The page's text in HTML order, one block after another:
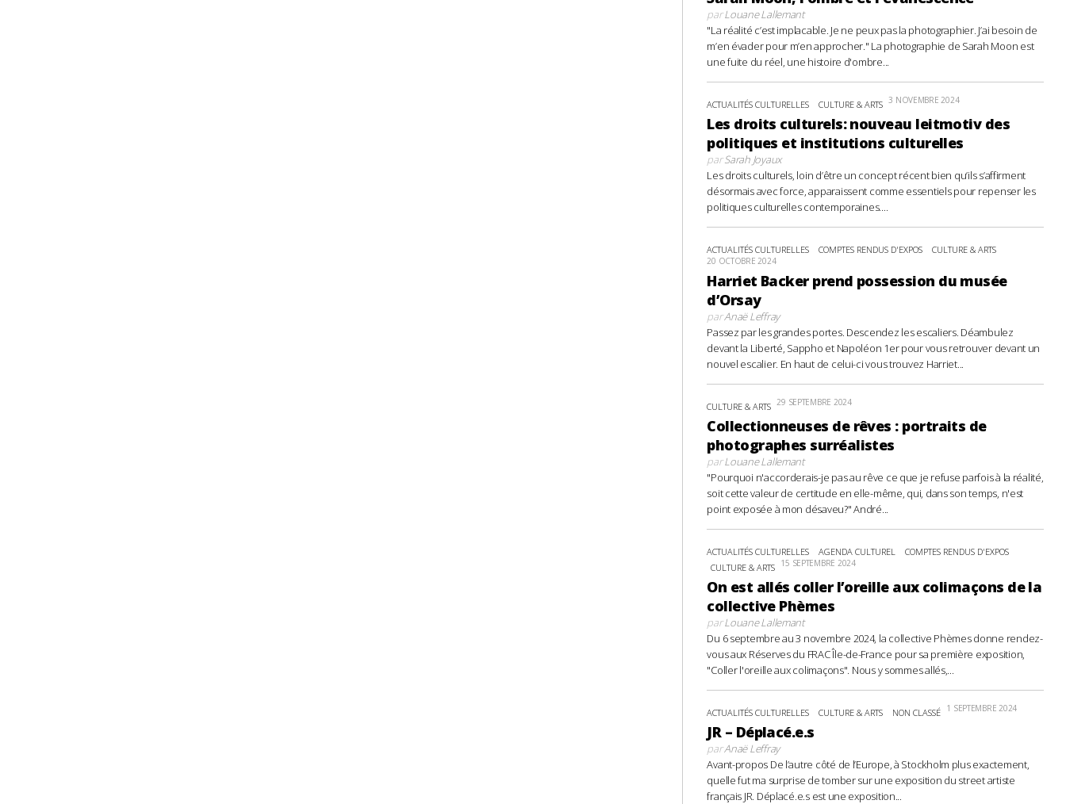
parLouane Lallemant
"La réalité c’est implacable. Je ne peux pas la photographier. J’ai besoin de
m’en évader pour m’en approcher." La photographie de Sarah Moon est
une fuite du réel, une histoire d'ombre...
ACTUALITÉS CULTURELLES CULTURE & ARTS 3 NOVEMBRE 2024
Les droits culturels: nouveau leitmotiv des
politiques et institutions culturelles
parSarah Joyaux
Les droits culturels, loin d’être un concept récent bien qu’ils s’affirment
désormais avec force, apparaissent comme essentiels pour repenser les
politiques culturelles contemporaines....
ACTUALITÉS CULTURELLES COMPTES RENDUS D'EXPOS CULTURE & ARTS
20 OCTOBRE 2024
Harriet Backer prend possession du musée
d’Orsay
parAnaë Leffray
Passez par les grandes portes. Descendez les escaliers. Déambulez
devant la Liberté, Sappho et Napoléon 1er pour vous retrouver devant un
nouvel escalier. En haut de celui-ci vous trouvez Harriet...
CULTURE & ARTS 29 SEPTEMBRE 2024
Collectionneuses de rêves : portraits de
photographes surréalistes
parLouane Lallemant
"Pourquoi n'accorderais-je pas au rêve ce que je refuse parfois à la réalité,
soit cette valeur de certitude en elle-même, qui, dans son temps, n'est
point exposée à mon désaveu?" André...
ACTUALITÉS CULTURELLES AGENDA CULTUREL
COMPTES RENDUS D'EXPOS
CULTURE & ARTS 15 SEPTEMBRE 2024
On est allés coller l’oreille aux colimaçons de la
collective Phèmes
parLouane Lallemant
Du 6 septembre au 3 novembre 2024, la collective Phèmes donne rendez-
vous aux Réserves du FRAC Île-de-France pour sa première exposition,
"Coller l'oreille aux colimaçons". Nous y sommes allés,...
ACTUALITÉS CULTURELLES CULTURE & ARTS NON CLASSÉ 1 SEPTEMBRE 2024
JR – Déplacé.e.s
parAnaë Leffray
Avant-propos De l’autre côté de l’Europe, à Stockholm plus exactement,
quelle fut ma surprise de tomber sur une exposition du street artiste
français JR. Déplacé.e.s est une exposition...